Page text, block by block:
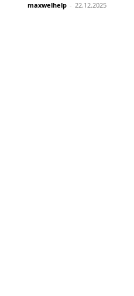
maxwelhelp - 22.12.2025